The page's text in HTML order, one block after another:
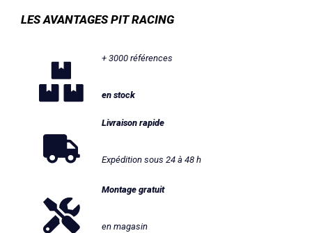
LES AVANTAGES PIT RACING
+ 3000 références
en stock
Livraison rapide
Expédition sous 24 à 48 h
Montage gratuit
en magasin